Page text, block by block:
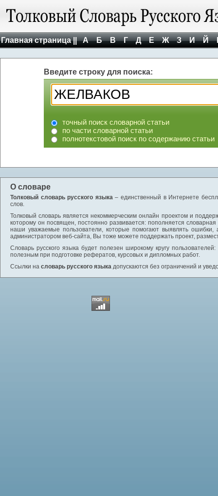
Главная страница || А Б В Г Д Е Ж З И Й
Введите строку для поиска:
точный поиск словарной статьи
по части словарной статьи
полнотекстовой поиск по содержанию статьи
О словаре
Толковый словарь русского языка– единственный в Интернете
слов.
Толковый словарь является некоммерческим онлайн проектом и
которому он посвящен, постоянно развивается: пополняется
наши уважаемые пользователи, которые помогают выявлять
администратором веб-сайта, Вы тоже можете поддержать проект,
Словарь русского языка будет полезен широкому кругу
полезным при подготовке рефератов, курсовых и дипломных работ.
Ссылки на словарь русского языка допускаются без ограничений и